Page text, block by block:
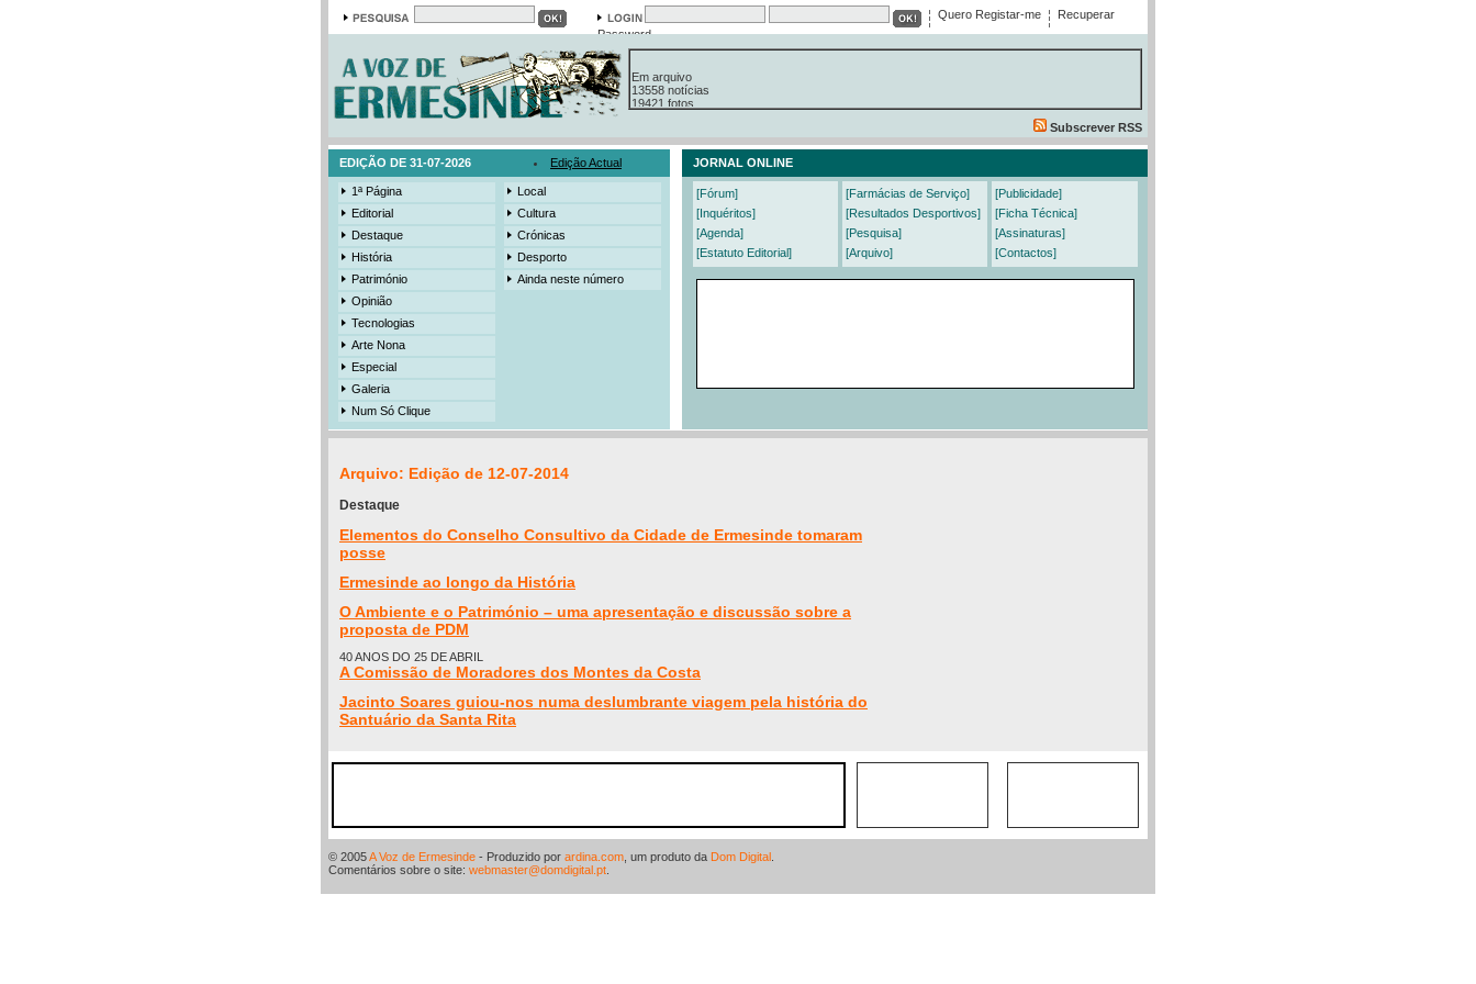
Quero Registar-me
Recuperar
Password
Em arquivo
13558 notícias
19421 fotos
385 edições
Subscrever RSS
EDIÇÃO DE 31-07-2026 Edição Actual JORNAL ONLINE
1ª Página
Editorial
Destaque
História
Património
Opinião
Tecnologias
Arte Nona
Especial
Galeria
Num Só Clique
Local
Cultura
Crónicas
Desporto
Ainda neste número
[Fórum]
[Inquéritos]
[Agenda]
[Estatuto Editorial]
[Farmácias de Serviço]
[Resultados Desportivos]
[Pesquisa]
[Arquivo]
[Publicidade]
[Ficha Técnica]
[Assinaturas]
[Contactos]
Arquivo: Edição de 12-07-2014
Destaque
Elementos do Conselho Consultivo da Cidade de Ermesinde tomaram
posse
Ermesinde ao longo da História
O Ambiente e o Património – uma apresentação e discussão sobre a
proposta de PDM
40 ANOS DO 25 DE ABRIL
A Comissão de Moradores dos Montes da Costa
Jacinto Soares guiou-nos numa deslumbrante viagem pela história do
Santuário da Santa Rita
© 2005A Voz de Ermesinde - Produzido por ardina.com , um produto da Dom Digital
Comentários sobre o site: webmaster@domdigital.pt